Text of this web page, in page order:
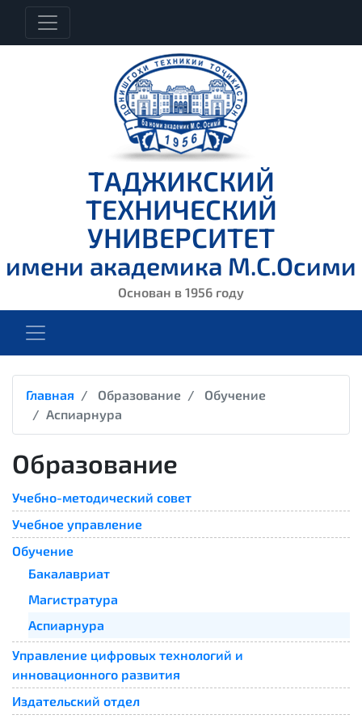
ТАДЖИКСКИЙ
ТЕХНИЧЕСКИЙ
УНИВЕРСИТЕТ
имени академика М.С.Осими
Основан в 1956 году
Главная Образование
Обучение
Аспиарнура
Образование
Учебно-методический совет
Учебное управление
Обучение
Бакалавриат
Магистратура
Аспиарнура
Управление цифровых технологий и
инновационного развития
Издательский отдел